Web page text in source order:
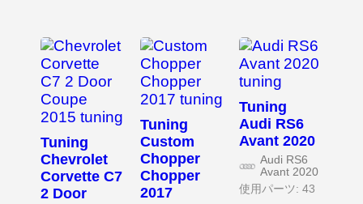
Tuning
Chevrolet
Corvette C7
2 Door
Tuning
Custom
Chopper
Chopper
2017
Tuning
Audi RS6
Avant 2020
Audi RS6
Avant 2020
使用パーツ: 43